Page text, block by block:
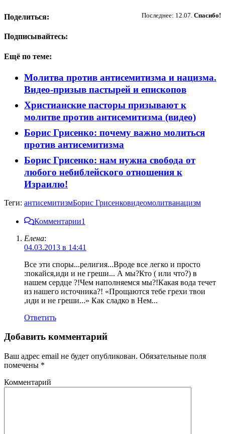
Последнее: 12.07. Спасибо!
Поделиться:
Подписывайтесь:
Ещё по теме:
Молитва против антисемитизма и нацизма.
Видео-призыв пастырей и епископов
Христианские пасторы призывают к
молитве против антисемитизма (видео)
Борис Грисенко: почему важно молиться
против антисемитизма
Борис Грисенко: нам нужна свобода от
любого небиблейского отношения к
Израилю!
Теги: антисемитизмБорис Грисенковидеомолитванацизм
Комментарии1
Елена:
04.03.2013 в 14:41
Все эти споры...религия...Вроде все легко и просто
:покайся,иди и не греши... А мы?Кто ( или что?) в
нашем сердце ?!Чем наполняемся мы?!Какая вода течет
из нашего источника?! «Прощаются тебе грехи твои
,иди и не греши...» Как сладко в Нем...
Ответить
Добавить комментарий
Ваш адрес email не будет опубликован. Обязательные поля
помечены *
Комментарий